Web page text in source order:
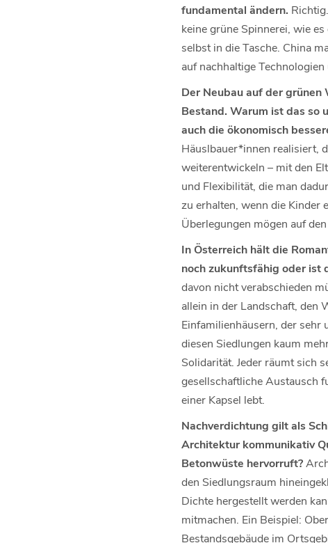
fundamental ändern.
keine grüne Spinnerei, wie
selbst in die Tasche. China
auf nachhaltige Technologien
Der Neubau auf der grünen
Bestand. Warum ist das so
auch die ökonomisch
Häuslbauer*innen realisiert,
weiterentwickeln – mit den
und Flexibilität, die man
zu erhalten, wenn die Kinder
Überlegungen mögen auf
In Österreich hält die
noch zukunftsfähig oder ist
davon nicht verabschieden
allein in der Landschaft, den
Einfamilienhäusern, der sehr
diesen Siedlungen kaum
Solidarität. Jeder räumt sich
gesellschaftliche Austausch
einer Kapsel lebt.
Nachverdichtung gilt als
Architektur kommunikativ
Betonwüste hervorruft?
den Siedlungsraum
Dichte hergestellt werden
mitmachen. Ein Beispiel:
Bestandsgebäude im